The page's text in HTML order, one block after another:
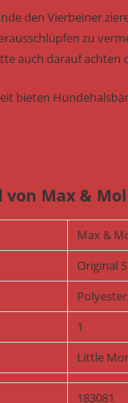
den Vierbeiner
zu
auch darauf achten
bieten
von Max &
Max &
Original
1
Little
183081